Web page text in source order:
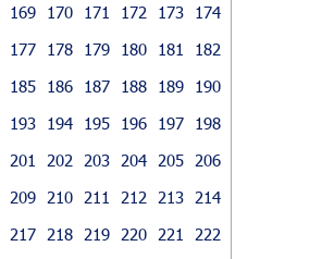
169 170 171 172 173
174
177 178 179 180 181
182
185 186 187 188 189
190
193 194 195 196 197
198
201 202 203 204 205
206
209 210 211 212 213
214
217 218 219 220 221
222